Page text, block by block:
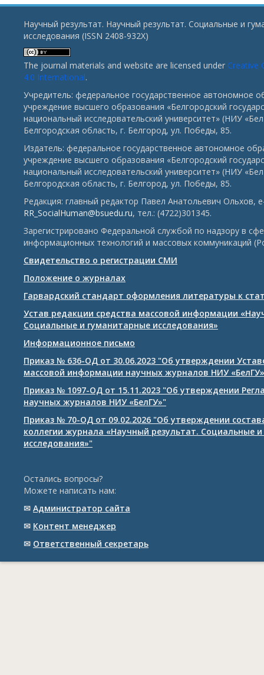
Научный результат. Научный результат. Социальные и
исследования (ISSN 2408-932X)
The journal materials and website are licensed under Creative
4.0 International.
Учредитель: федеральное государственное автономное
учреждение высшего образования «Белгородский
национальный исследовательский университет» (НИУ
Белгородская область, г. Белгород, ул. Победы, 85.
Издатель: федеральное государственное автономное
учреждение высшего образования «Белгородский
национальный исследовательский университет» (НИУ
Белгородская область, г. Белгород, ул. Победы, 85.
Редакция: главный редактор Павел Анатольевич Ольхов,
RR_SocialHuman@bsuedu.ru, тел.: (4722)301345.
Зарегистрировано Федеральной службой по надзору в
информационных технологий и массовых коммуникаций
Свидетельство о регистрации СМИ
Положение о журналах
Гарвардский стандарт оформления литературы к
Устав редакции средства массовой информации
Социальные и гуманитарные исследования»
Информационное письмо
Приказ № 636-ОД от 30.06.2023 "Об утверждении
массовой информации научных журналов НИУ «БелГУ»
Приказ № 1097-ОД от 15.11.2023 "Об утверждении
научных журналов НИУ «БелГУ»"
Приказ № 70-ОД от 09.02.2026 "Об утверждении
коллегии журнала «Научный результат. Социальные
исследования»"
Остались вопросы?
Можете написать нам:
✉ Администратор сайта
✉ Контент менеджер
✉ Ответственный cекретарь